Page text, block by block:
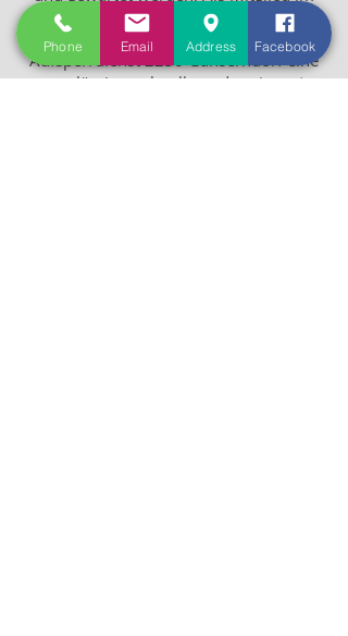
Bundesverband Sicherungstechnik und
Aufsperrtechnik garantieren wir vom
Aufsperrdienst 2230 Gänserndorf eine
zuverlässige, schnelle und preiswerte
Phone Email Address Facebook